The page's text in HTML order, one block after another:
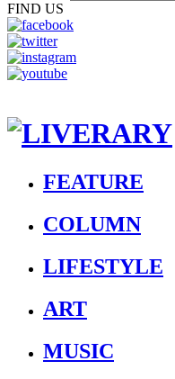
FIND US
FEATURE
COLUMN
LIFESTYLE
ART
MUSIC